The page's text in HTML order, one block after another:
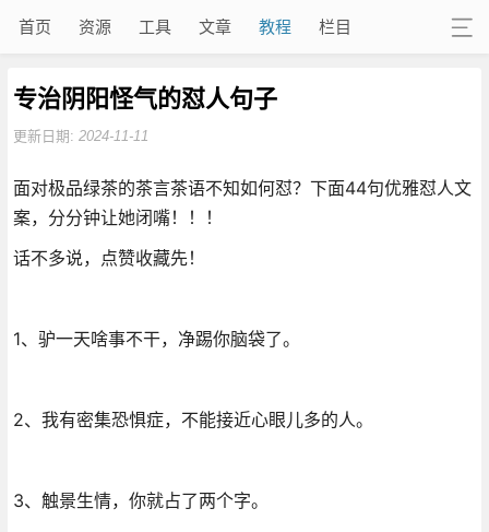
首页 资源 工具 文章 教程 栏目
专治阴阳怪气的怼人句子
更新日期: 2024-11-11
面对极品绿茶的茶言茶语不知如何怼？下面44句优雅怼人文
案，分分钟让她闭嘴！！！
话不多说，点赞收藏先！
1、驴一天啥事不干，净踢你脑袋了。
2、我有密集恐惧症，不能接近心眼儿多的人。
3、触景生情，你就占了两个字。